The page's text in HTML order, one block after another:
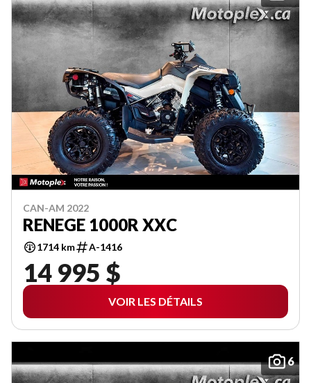
CAN-AM 2022
RENEGE 1000R XXC
1714 km A-1416
14 995 $
VOIR LES DÉTAILS
6